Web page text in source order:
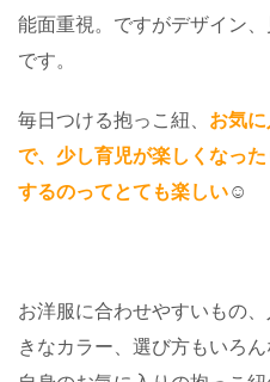
能面重視。ですがデザイン
です。
毎日つける抱っこ紐、 お気
で、少し育児が楽しくなっ
するのってとても楽しい☺️
お洋服に合わせやすいもの
きなカラー、選び方もいろ